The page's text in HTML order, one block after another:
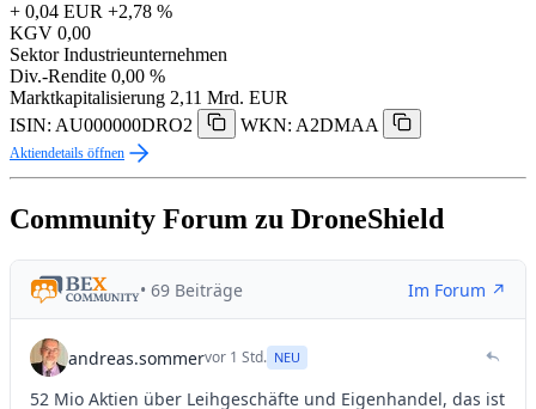
+ 0,04 EUR +2,78 %
KGV 0,00
Sektor Industrieunternehmen
Div.-Rendite 0,00 %
Marktkapitalisierung 2,11 Mrd. EUR
ISIN: AU000000DRO2
WKN: A2DMAA
Aktiendetails öffnen
Community Forum zu DroneShield